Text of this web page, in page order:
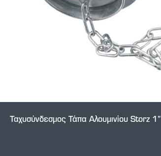
Ταχυσύνδεσμος Τάπα Αλουμινίου Storz 1”